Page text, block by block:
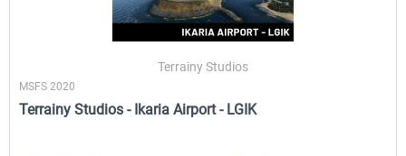
Terrainy Studios
MSFS 2020
Terrainy Studios - Ikaria Airport - LGIK